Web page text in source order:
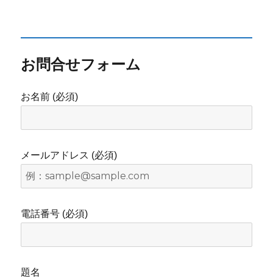
お問合せフォーム
お名前 (必須)
メールアドレス (必須)
電話番号 (必須)
題名